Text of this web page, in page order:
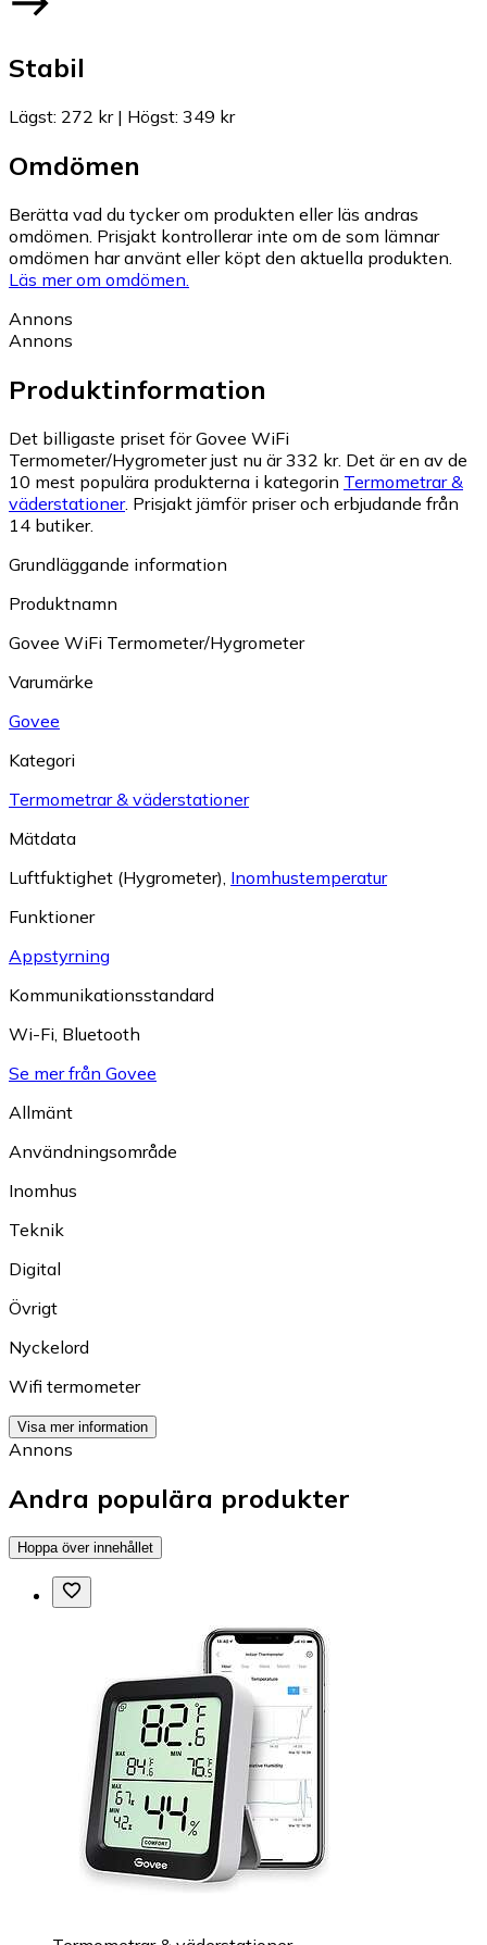
Stabil
Lägst: 272 kr| Högst: 349 kr
Omdömen
Berätta vad du tycker om produkten eller läs andras
omdömen. Prisjakt kontrollerar inte om de som lämnar
omdömen har använt eller köpt den aktuella produkten.
Läs mer om omdömen.
Annons
Annons
Produktinformation
Det billigaste priset för Govee WiFi
Termometer/Hygrometer just nu är 332 kr. Det är en av de
10 mest populära produkterna i kategorin Termometrar &
väderstationer. Prisjakt jämför priser och erbjudande från
14 butiker.
Grundläggande information
Produktnamn
Govee WiFi Termometer/Hygrometer
Varumärke
Govee
Kategori
Termometrar & väderstationer
Mätdata
Luftfuktighet (Hygrometer) Inomhustemperatur
Funktioner
Appstyrning
Kommunikationsstandard
Wi-Fi Bluetooth
Se mer från Govee
Allmänt
Användningsområde
Inomhus
Teknik
Digital
Övrigt
Nyckelord
Wifi termometer
Visa mer information
Annons
Andra populära produkter
Hoppa över innehållet